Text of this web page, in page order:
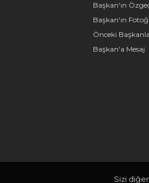
Başkan'ın
Başkan'ın
Önceki
Başkan'a Mesaj
Sizi